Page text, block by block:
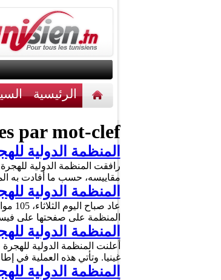
الرئيسية
أخبار مختلفة
par mot-clef :
المنظمة الدولية للهجرة بتونس ترافق 1760
مقاييسه، حسب ما أفادت به
المنظمة الدولية للهجرة تؤمن
المنظمة على صفحتها على
المنظمة الدولية للهجرة: عودة
غينيا. وتأتي هذه العملية في
المنظمة الدولية للهجرة تؤمّن